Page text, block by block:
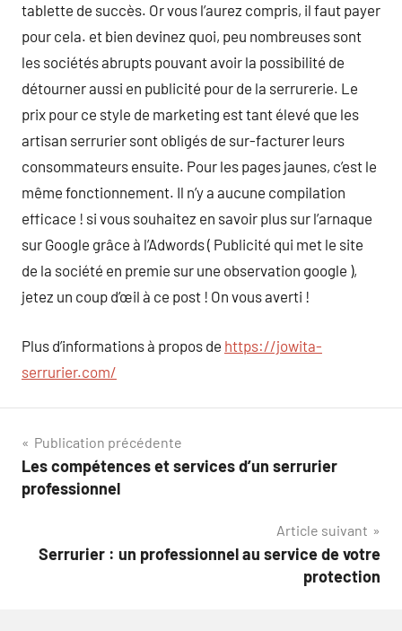
tablette de succès. Or vous l’aurez compris, il faut payer
pour cela. et bien devinez quoi, peu nombreuses sont
les sociétés abrupts pouvant avoir la possibilité de
détourner aussi en publicité pour de la serrurerie. Le
prix pour ce style de marketing est tant élevé que les
artisan serrurier sont obligés de sur-facturer leurs
consommateurs ensuite. Pour les pages jaunes, c’est le
même fonctionnement. Il n’y a aucune compilation
efficace ! si vous souhaitez en savoir plus sur l’arnaque
sur Google grâce à l’Adwords ( Publicité qui met le site
de la société en premie sur une observation google ),
jetez un coup d’œil à ce post ! On vous averti !
Plus d’informations à propos de https://jowita-
serrurier.com/
Navigation
de
Publication précédente
Les compétences et services d’un serrurier
professionnel
Article suivant
Serrurier : un professionnel au service de votre
protection